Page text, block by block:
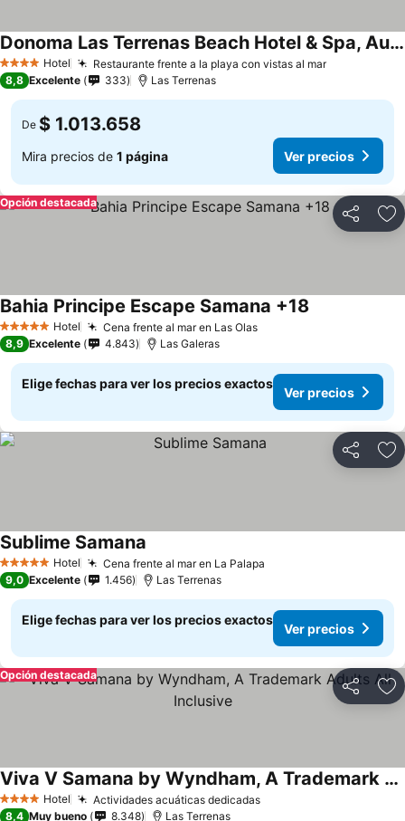
4 EstrellasHotel Restaurante frente a la playa con vistas al marVer precios
Donoma Las Terrenas Beach Hotel & Spa, Autograph Collection
Ver precios
8,8 Excelente 333 Las Terrenas
De $ 1.013.658
Mira precios de 1 página Ver precios
Compartir
Opción destacada
5 Estrellas Hotel Cena frente al mar en Las OlasVer precios
Bahia Principe Escape Samana +18
8,9 Excelente 4.843 Las Galeras
Elige fechas para ver los precios exactos
Ver precios
Compartir
5 Estrellas Hotel Cena frente al mar en La Palapa
Sublime Samana
9,0 Excelente 1.456 Las Terrenas
Elige fechas para ver los precios exactos
Ver precios
Compartir
Opción destacada
4 EstrellasHotel Actividades acuáticas dedicadasVer precios
Viva V Samana by Wyndham, A Trademark Adults All Inclusive
Ver precios
8,4 Muy bueno 8.348 Las Terrenas